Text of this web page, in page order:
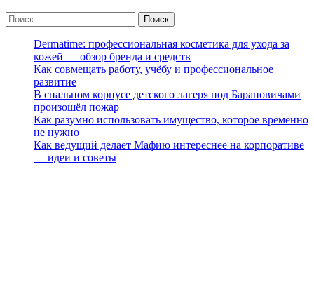
Dermatime: профессиональная косметика для ухода за
кожей — обзор бренда и средств
Как совмещать работу, учёбу и профессиональное
развитие
В спальном корпусе детского лагеря под Барановичами
произошёл пожар
Как разумно использовать имущество, которое временно
не нужно
Как ведущий делает Мафию интереснее на корпоративе
— идеи и советы